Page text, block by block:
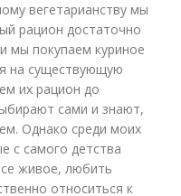
вегетарианству мы
рацион достаточно
мы покупаем куриное
на существующую
их рацион до
сами и знают,
Однако среди моих
с самого детства
живое, любить
относиться к